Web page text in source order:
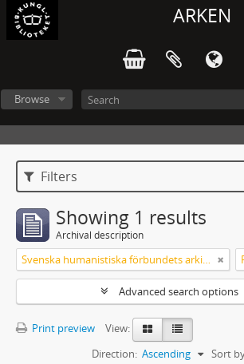
ARKEN
Browse
Filters
Showing 1 results
Archival description
Svenska humanistiska förbundets arkiv: handlingar 2003-2012
Advanced search options
Print preview
View:
Sort
Direction: Ascending